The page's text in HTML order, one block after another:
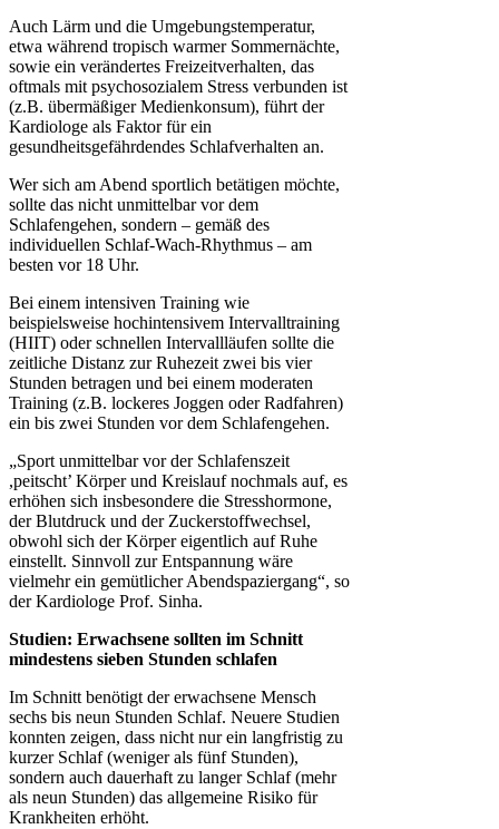
Auch Lärm und die Umgebungstemperatur,
etwa während tropisch warmer Sommernächte,
sowie ein verändertes Freizeitverhalten, das
oftmals mit psychosozialem Stress verbunden ist
(z.B. übermäßiger Medienkonsum), führt der
Kardiologe als Faktor für ein
gesundheitsgefährdendes Schlafverhalten an.
Wer sich am Abend sportlich betätigen möchte,
sollte das nicht unmittelbar vor dem
Schlafengehen, sondern – gemäß des
individuellen Schlaf-Wach-Rhythmus – am
besten vor 18 Uhr.
Bei einem intensiven Training wie
beispielsweise hochintensivem Intervalltraining
(HIIT) oder schnellen Intervallläufen sollte die
zeitliche Distanz zur Ruhezeit zwei bis vier
Stunden betragen und bei einem moderaten
Training (z.B. lockeres Joggen oder Radfahren)
ein bis zwei Stunden vor dem Schlafengehen.
„Sport unmittelbar vor der Schlafenszeit
,peitscht’ Körper und Kreislauf nochmals auf, es
erhöhen sich insbesondere die Stresshormone,
der Blutdruck und der Zuckerstoffwechsel,
obwohl sich der Körper eigentlich auf Ruhe
einstellt. Sinnvoll zur Entspannung wäre
vielmehr ein gemütlicher Abendspaziergang“, so
der Kardiologe Prof. Sinha.
Studien: Erwachsene sollten im Schnitt
mindestens sieben Stunden schlafen
Im Schnitt benötigt der erwachsene Mensch
sechs bis neun Stunden Schlaf. Neuere Studien
konnten zeigen, dass nicht nur ein langfristig zu
kurzer Schlaf (weniger als fünf Stunden),
sondern auch dauerhaft zu langer Schlaf (mehr
als neun Stunden) das allgemeine Risiko für
Krankheiten erhöht.